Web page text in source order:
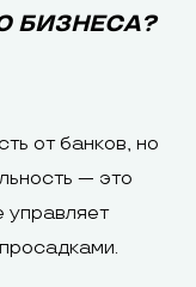
БИЗНЕСА?
от банков, но
— это
управляет